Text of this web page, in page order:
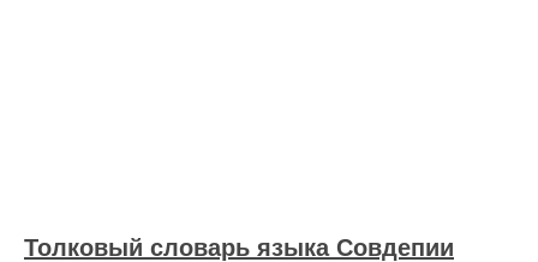
Толковый словарь языка Совдепии